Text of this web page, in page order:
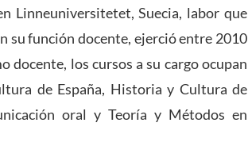
Linneuniversitetet, Suecia, labor que
su función docente, ejerció entre 2010
docente, los cursos a su cargo ocupan
de España, Historia y Cultura de
oral y Teoría y Métodos en